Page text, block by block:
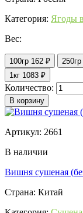
Категория: Ягоды
Вес:
100гр 162 ₽ 250гр
1кг 1083 ₽
Количество:
В корзину
Артикул: 2661
В наличии
Вишня сушеная
Страна: Китай